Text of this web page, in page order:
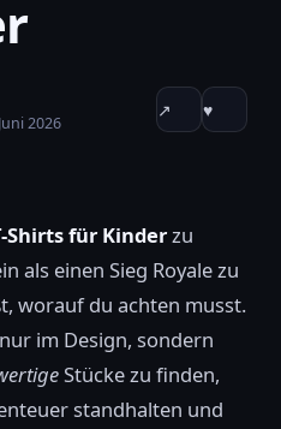
2026
↗ ♥
Shirts für Kinderzu
als einen Sieg Royale zu
worauf du achten musst.
im Design, sondern
Stücke zu finden,
standhalten und